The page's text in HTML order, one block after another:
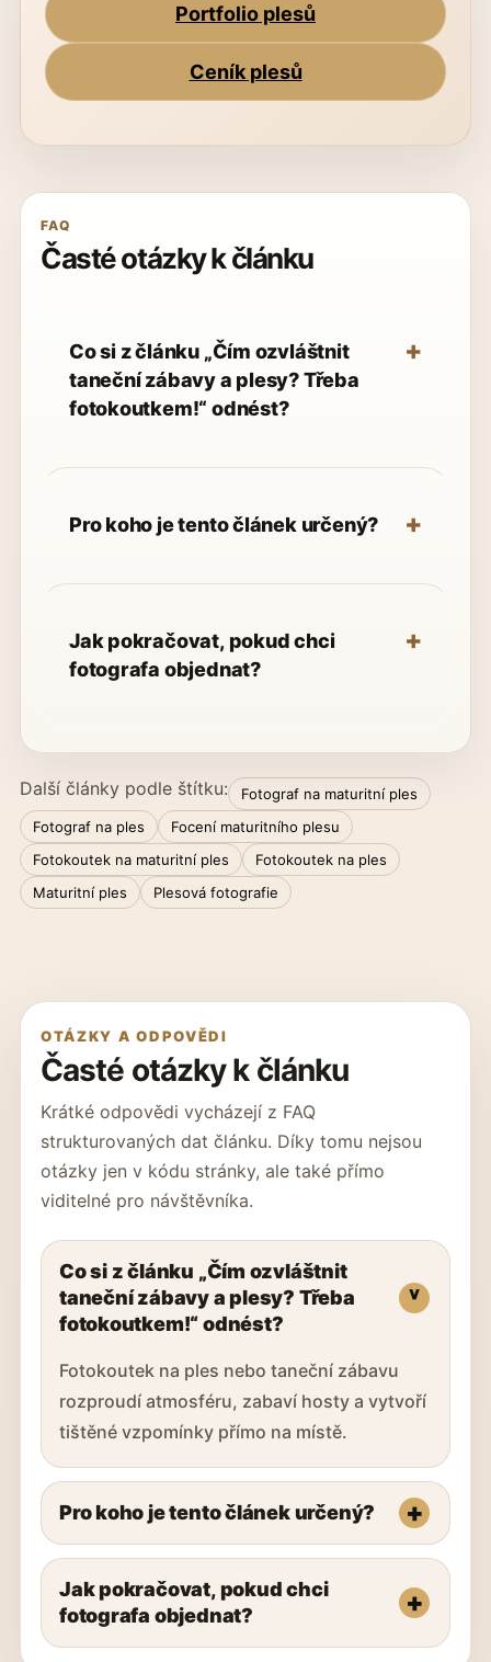
Portfolio plesů
Ceník plesů
FAQ
Časté otázky k článku
Co si z článku „Čím ozvláštnit
taneční zábavy a plesy? Třeba
fotokoutkem!“ odnést?
Pro koho je tento článek určený?
Jak pokračovat, pokud chci
fotografa objednat?
Další články podle štítku:
Fotograf na maturitní ples
Fotograf na ples
Focení maturitního plesu
Fotokoutek na maturitní ples
Fotokoutek na ples
Maturitní ples
Plesová fotografie
OTÁZKY A ODPOVĚDI
Časté otázky k článku
Krátké odpovědi vycházejí z FAQ
strukturovaných dat článku. Díky tomu nejsou
otázky jen v kódu stránky, ale také přímo
viditelné pro návštěvníka.
Co si z článku „Čím ozvláštnit
taneční zábavy a plesy? Třeba
fotokoutkem!“ odnést?
Fotokoutek na ples nebo taneční zábavu
rozproudí atmosféru, zabaví hosty a vytvoří
tištěné vzpomínky přímo na místě.
Pro koho je tento článek určený?
Jak pokračovat, pokud chci
fotografa objednat?